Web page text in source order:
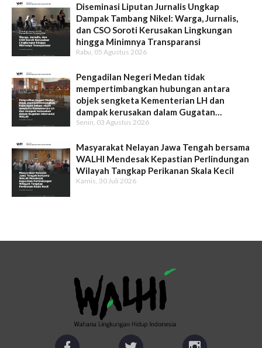
Diseminasi Liputan Jurnalis Ungkap
Dampak Tambang Nikel: Warga, Jurnalis,
dan CSO Soroti Kerusakan Lingkungan
hingga Minimnya Transparansi
Rabu, 05 Agustus 2026
Pengadilan Negeri Medan tidak
mempertimbangkan hubungan antara
objek sengketa Kementerian LH dan
dampak kerusakan dalam Gugatan
Intervensi WALHI
Senin, 03 Agustus 2026
Masyarakat Nelayan Jawa Tengah bersama
WALHI Mendesak Kepastian Perlindungan
Wilayah Tangkap Perikanan Skala Kecil
Kamis, 30 Juli 2026